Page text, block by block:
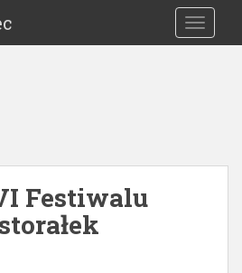
Festiwalu